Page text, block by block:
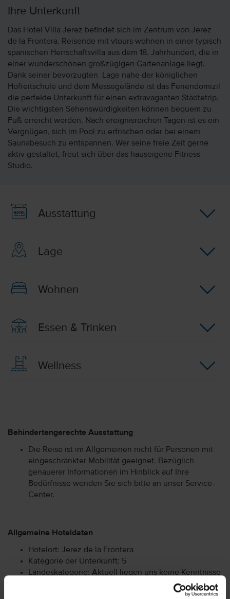
Ihre Unterkunft
Das Hotel Villa Jerez befindet sich im Zentrum von Jerez
de la Frontera. Reisende mit vtours wohnen in einer typisch
spanischen Herrschaftsvilla aus dem 18. Jahrhundert, die in
einer wunderschönen großzügigen Gartenanlage liegt.
Dank seiner bevorzugten Lage nahe der königlichen
Hofreitschule und dem Messegelände ist das Feriendomizil
die perfekte Unterkunft für einen extravaganten Städtetrip.
Die wichtigsten Sehenswürdigkeiten können bequem zu
Fuß erreicht werden. Nach ereignisreichen Tagen ist es ein
Vergnügen, sich im Pool zu erfrischen oder bei einem
Saunabesuch zu entspannen. Wer seine freie Zeit gerne
aktiv gestaltet, freut sich über das hauseigene Fitness-
Studio.
Ausstattung
Lage
Wohnen
Essen & Trinken
Wellness
Behindertengerechte Ausstattung
Die Reise ist im Allgemeinen nicht für Personen mit
eingeschränkter Mobilität geeignet. Bezüglich
genauerer Informationen im Hinblick auf Ihre
Bedürfnisse wenden Sie sich bitte an unser Service-
Center.
Allgemeine Hoteldaten
Hotelort: Jerez de la Frontera
Kategorie der Unterkunft: 5
Landeskategorie: Aktuell liegen uns keine Kenntnisse